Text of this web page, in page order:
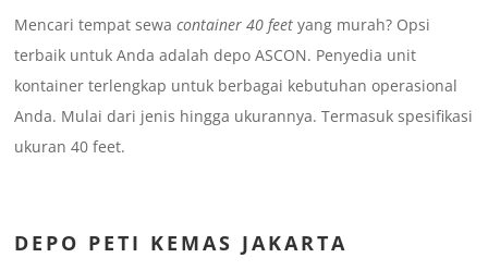
Mencari tempat sewacontainer 40 feet yang murah? Opsi
terbaik untuk Anda adalah depo ASCON. Penyedia unit
kontainer terlengkap untuk berbagai kebutuhan operasional
Anda. Mulai dari jenis hingga ukurannya. Termasuk spesifikasi
ukuran 40 feet.
DEPO PETI KEMAS JAKARTA